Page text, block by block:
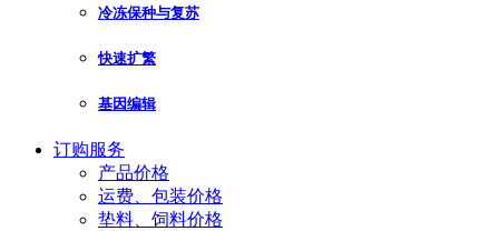
冷冻保种与复苏
快速扩繁
基因编辑
订购服务
产品价格
运费、包装价格
垫料、饲料价格